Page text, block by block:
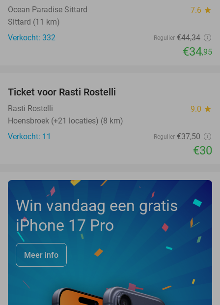
Ocean Paradise Sittard 7.6 star
Sittard (11 km)
Verkocht: 332
Regulier €44,34
€34,95
TODAY
Ticket voor Rasti Rostelli
Rasti Rostelli 9.0 star
Hoensbroek (+21 locaties) (8 km)
Verkocht: 11
Regulier €37,50
€30
Win vandaag een gratis
iPhone 17 Pro
Meer info